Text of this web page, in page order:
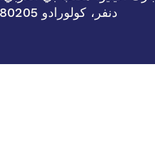
دنفر، كولورادو 80205